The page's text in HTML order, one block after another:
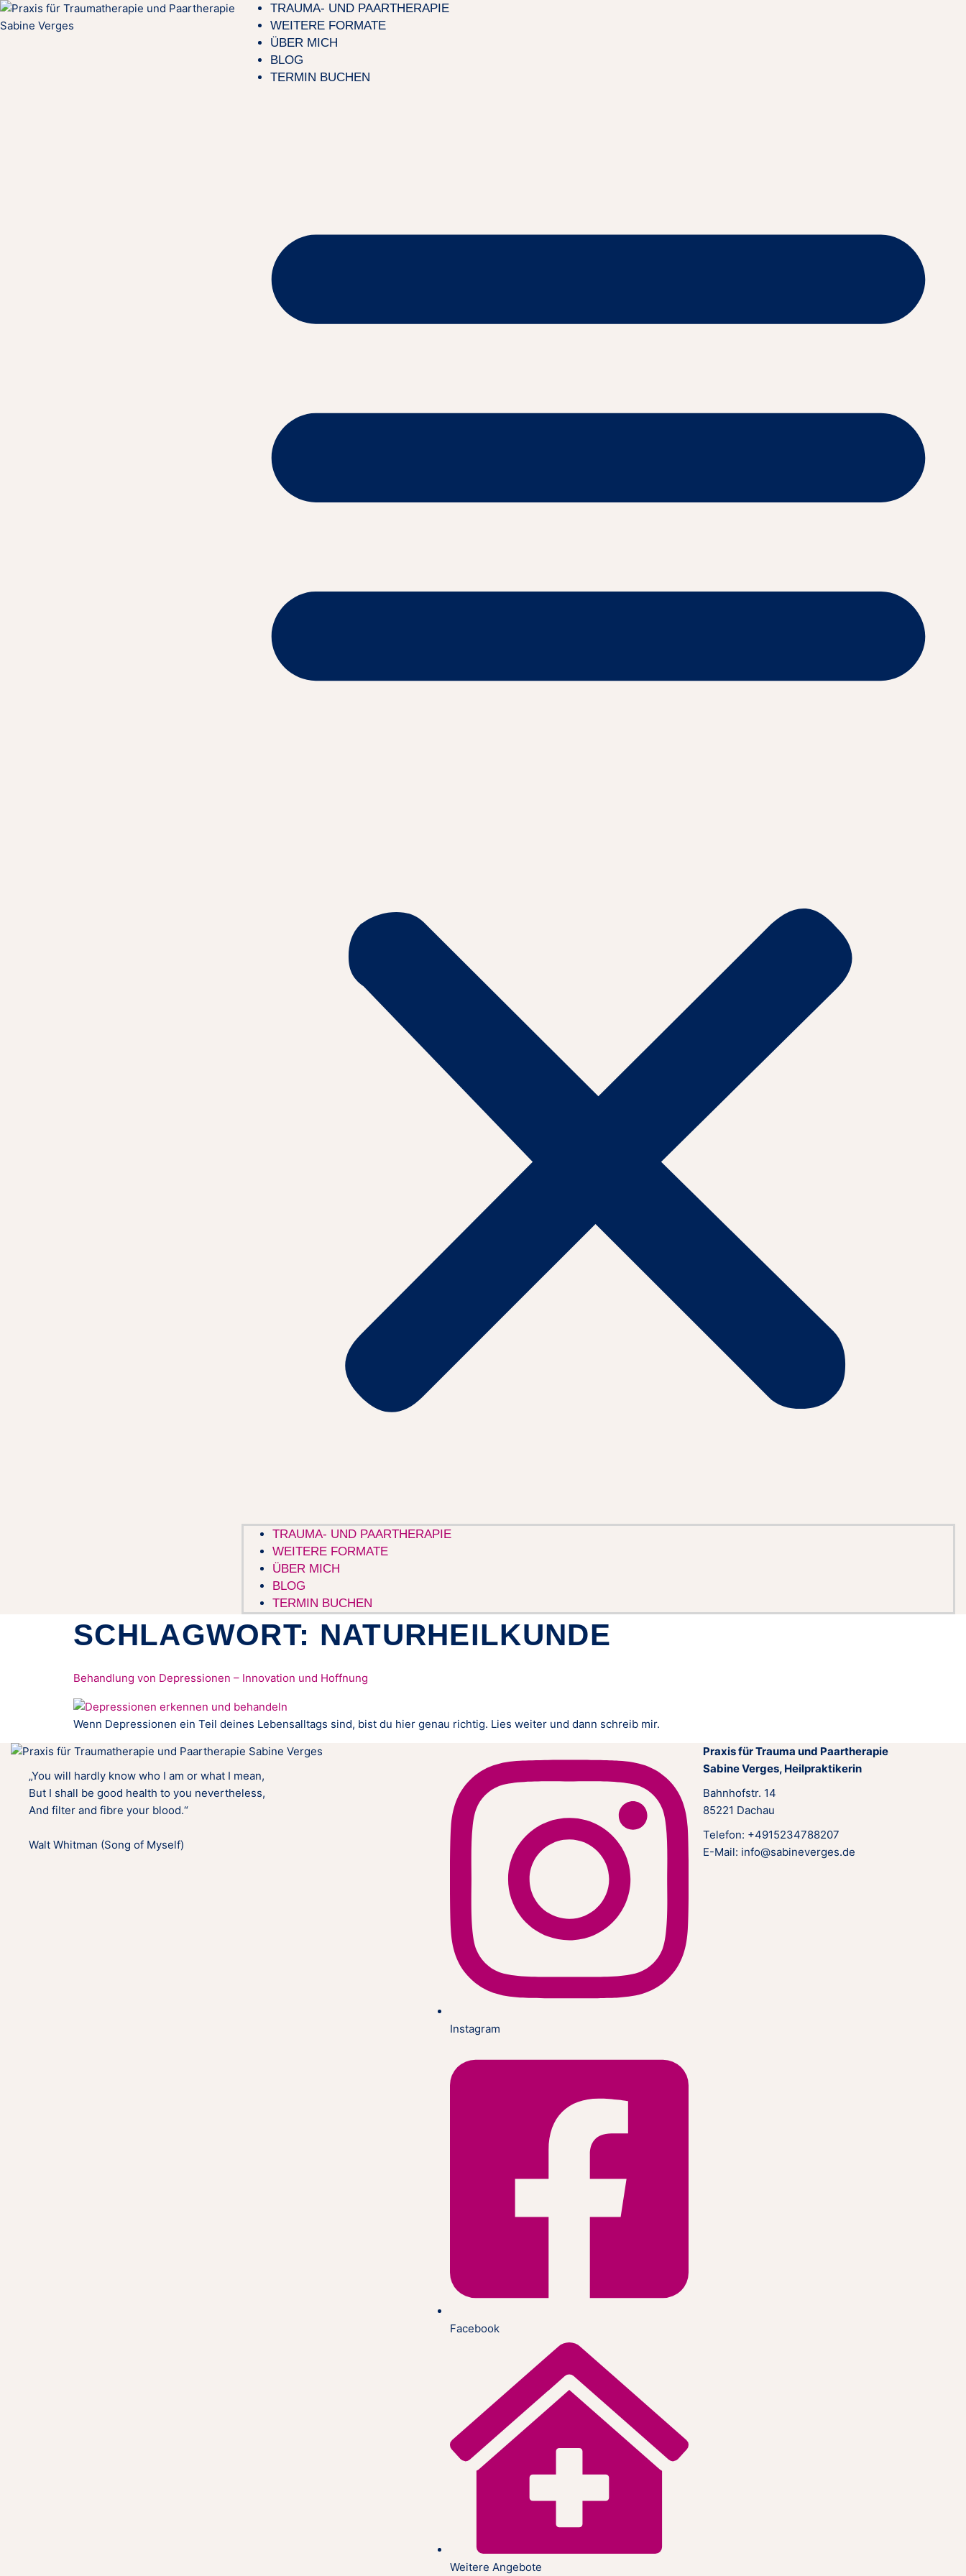
TRAUMA- UND PAARTHERAPIE
WEITERE FORMATE
ÜBER MICH
BLOG
TERMIN BUCHEN
TRAUMA- UND PAARTHERAPIE
WEITERE FORMATE
ÜBER MICH
BLOG
TERMIN BUCHEN
SCHLAGWORT: NATURHEILKUNDE
Behandlung von Depressionen – Innovation und Hoffnung
Wenn Depressionen ein Teil deines Lebensalltags sind, bist du hier genau richtig. Lies weiter und dann schreib mir.
„You will hardly know who I am or what I mean,
But I shall be good health to you nevertheless,
And filter and fibre your blood.“
Walt Whitman (Song of Myself)
Instagram
Facebook
Weitere Angebote
Praxis für Trauma und Paartherapie
Sabine Verges, Heilpraktikerin
Bahnhofstr. 14
85221 Dachau
Telefon: +4915234788207
E-Mail: info@sabineverges.de